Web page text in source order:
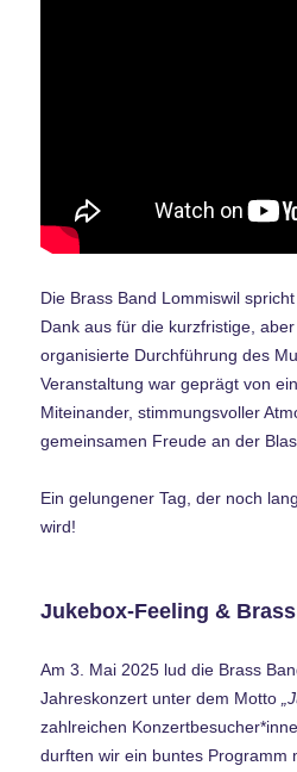
Die Brass Band Lommiswil
Dank aus für die kurzfristige,
organisierte Durchführung des
Veranstaltung war geprägt von
Miteinander, stimmungsvoller
gemeinsamen Freude an der
Ein gelungener Tag, der noch
wird!
Jukebox-Feeling &
Am 3. Mai 2025 lud die Brass
Jahreskonzert unter dem Motto
zahlreichen
durften wir ein buntes Programm